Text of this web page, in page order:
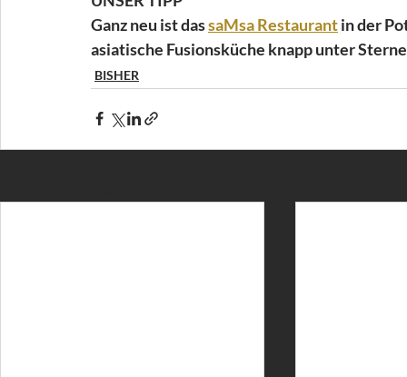
Ganz neu ist das saMsa Restaurant in der
asiatische Fusionsküche knapp unter
BISHER